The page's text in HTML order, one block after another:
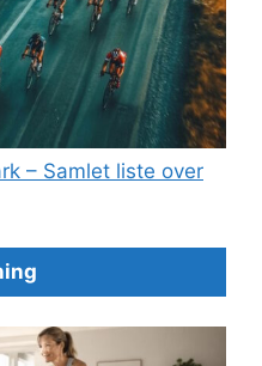
– Samlet liste over